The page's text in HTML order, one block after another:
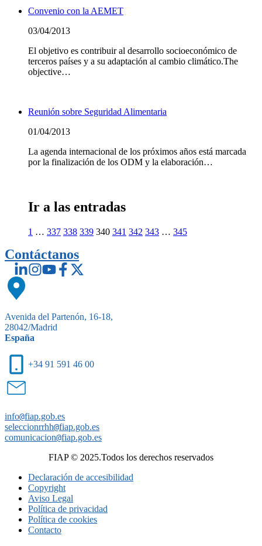
Convenio con la AEMET
03/04/2013
El objetivo es contribuir al desarrollo socioeconómico de
terceros países y a su adaptación al cambio climático.The
objective…
Reunión sobre Seguridad Alimentaria
01/04/2013
La agenda internacional de los próximos años está marcada
por la finalización de los ODM y la elaboración…
Ir a las entradas
1 … 337 338 339 340 341 342 343 … 345
Contáctanos
Avenida del Partenón, 16-18,
28042/Madrid
España
+34 91 591 46 00
info@fiap.gob.es
seleccionrrhh@fiap.gob.es
comunicacion@fiap.gob.es
FIAP © 2025.Todos los derechos reservados
Declaración de accesibilidad
Copyright
Aviso Legal
Política de privacidad
Política de cookies
Contacto